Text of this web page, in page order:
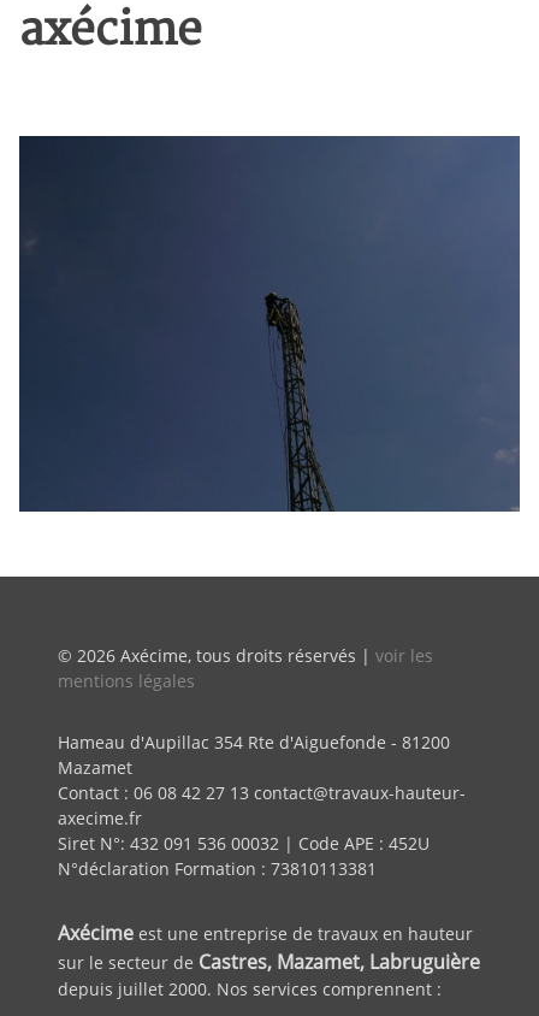
axécime
© 2026 Axécime, tous droits réservés | voir les
mentions légales
Hameau d'Aupillac 354 Rte d'Aiguefonde - 81200
Mazamet
Contact : 06 08 42 27 13 contact@travaux-hauteur-
axecime.fr
Siret N°: 432 091 536 00032 | Code APE : 452U
N°déclaration Formation : 73810113381
Axécime est une entreprise de travaux en hauteur
sur le secteur de Castres, Mazamet, Labruguière
depuis juillet 2000. Nos services comprennent :